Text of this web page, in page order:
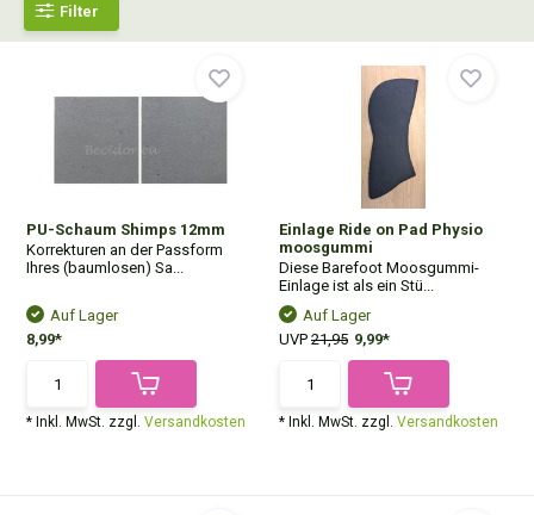
Filter
PU-Schaum Shimps 12mm
Korrekturen an der Passform
Ihres (baumlosen) Sa...
Auf Lager
8,99*
* Inkl. MwSt. zzgl.Versandkosten
Einlage Ride on Pad Physio
moosgummi
Diese Barefoot Moosgummi-
Einlage ist als ein Stü...
Auf Lager
UVP 21,95 9,99*
* Inkl. MwSt. zzgl. Versandkosten